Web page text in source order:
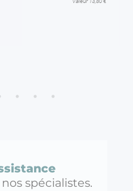
spécialistes.